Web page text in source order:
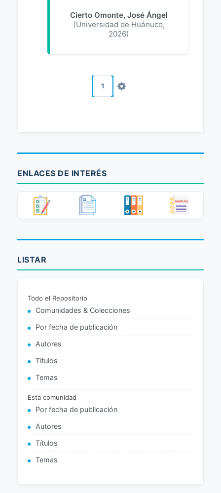
Cierto Omonte, José Ángel
(Universidad de Huánuco,
2026)
1
ENLACES DE INTERÉS
LISTAR
Todo el Repositorio
Comunidades & Colecciones
Por fecha de publicación
Autores
Títulos
Temas
Esta comunidad
Por fecha de publicación
Autores
Títulos
Temas